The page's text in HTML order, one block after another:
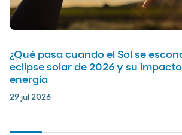
¿Qué pasa cuando el Sol se
eclipse solar de 2026 y su
energía
29 jul 2026